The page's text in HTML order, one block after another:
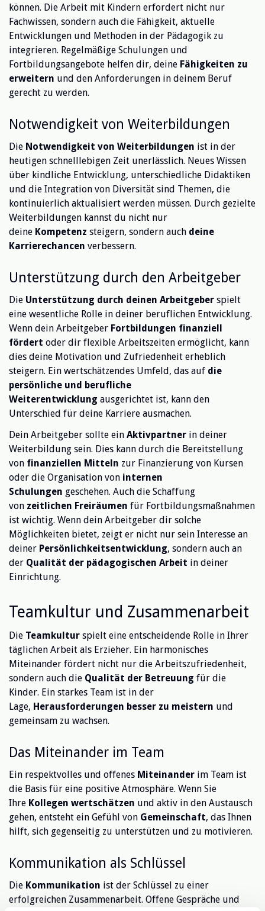
können. Die Arbeit mit Kindern erfordert nicht nur
Fachwissen, sondern auch die Fähigkeit, aktuelle
Entwicklungen und Methoden in der Pädagogik zu
integrieren. Regelmäßige Schulungen und
Fortbildungsangebote helfen dir, deine Fähigkeiten zu
erweitern und den Anforderungen in deinem Beruf
gerecht zu werden.
Notwendigkeit von Weiterbildungen
Die Notwendigkeit von Weiterbildungen ist in der
heutigen schnelllebigen Zeit unerlässlich. Neues Wissen
über kindliche Entwicklung, unterschiedliche Didaktiken
und die Integration von Diversität sind Themen, die
kontinuierlich aktualisiert werden müssen. Durch gezielte
Weiterbildungen kannst du nicht nur
deine Kompetenz steigern, sondern auch deine
Karrierechancen verbessern.
Unterstützung durch den Arbeitgeber
Die Unterstützung durch deinen Arbeitgeber spielt
eine wesentliche Rolle in deiner beruflichen Entwicklung.
Wenn dein Arbeitgeber Fortbildungen finanziell
fördert oder dir flexible Arbeitszeiten ermöglicht, kann
dies deine Motivation und Zufriedenheit erheblich
steigern. Ein wertschätzendes Umfeld, das auf die
persönliche und berufliche
Weiterentwicklung ausgerichtet ist, kann den
Unterschied für deine Karriere ausmachen.
Dein Arbeitgeber sollte ein Aktivpartner in deiner
Weiterbildung sein. Dies kann durch die Bereitstellung
von finanziellen Mitteln zur Finanzierung von Kursen
oder die Organisation von internen
Schulungen geschehen. Auch die Schaffung
von zeitlichen Freiräumen für Fortbildungsmaßnahmen
ist wichtig. Wenn dein Arbeitgeber dir solche
Möglichkeiten bietet, zeigt er nicht nur sein Interesse an
deiner Persönlichkeitsentwicklung, sondern auch an
der Qualität der pädagogischen Arbeit in deiner
Einrichtung.
Teamkultur und Zusammenarbeit
Die Teamkultur spielt eine entscheidende Rolle in Ihrer
täglichen Arbeit als Erzieher. Ein harmonisches
Miteinander fördert nicht nur die Arbeitszufriedenheit,
sondern auch die Qualität der Betreuung für die
Kinder. Ein starkes Team ist in der
Lage, Herausforderungen besser zu meistern und
gemeinsam zu wachsen.
Das Miteinander im Team
Ein respektvolles und offenes Miteinander im Team ist
die Basis für eine positive Atmosphäre. Wenn Sie
Ihre Kollegen wertschätzen und aktiv in den Austausch
gehen, entsteht ein Gefühl von Gemeinschaft, das Ihnen
hilft, sich gegenseitig zu unterstützen und zu motivieren.
Kommunikation als Schlüssel
Die Kommunikation ist der Schlüssel zu einer
erfolgreichen Zusammenarbeit. Offene Gespräche und